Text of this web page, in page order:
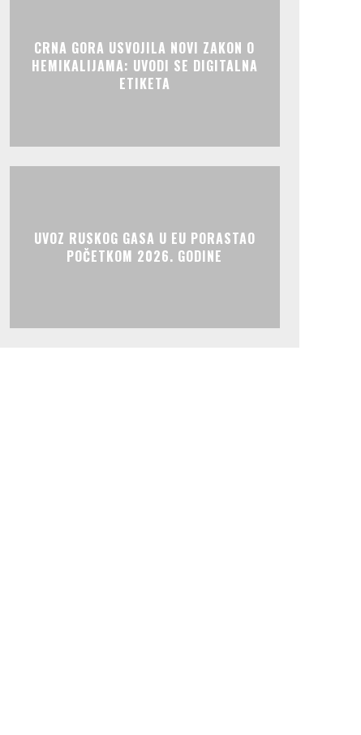
CRNA GORA USVOJILA NOVI ZAKON O
HEMIKALIJAMA: UVODI SE DIGITALNA
ETIKETA
UVOZ RUSKOG GASA U EU PORASTAO
POČETKOM 2026. GODINE